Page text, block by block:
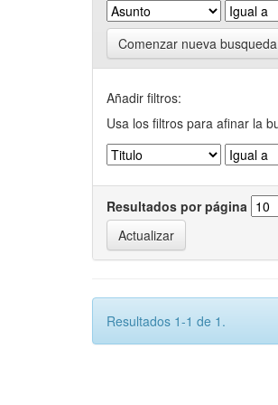
Comenzar nueva busqueda
Añadir filtros:
Usa los filtros para afinar la
Resultados por página
Resultados 1-1 de 1.